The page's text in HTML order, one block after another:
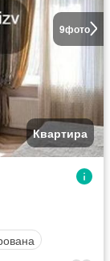
9фото
Квартира